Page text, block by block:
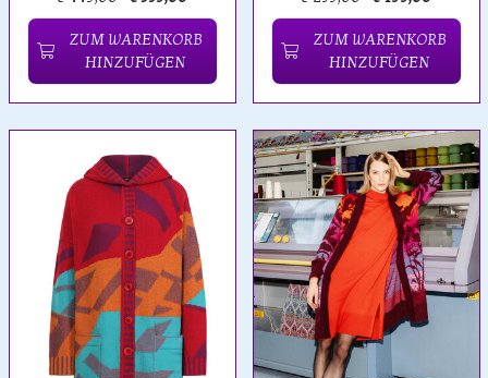
ZUM WARENKORB
HINZUFÜGEN
ZUM WARENKORB
HINZUFÜGEN